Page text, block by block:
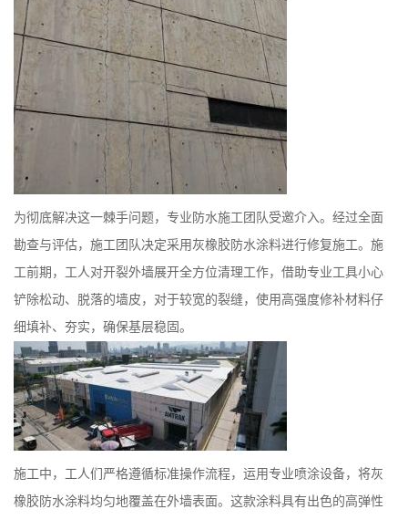
为彻底解决这一棘手问题，专业防水施工团队受邀介入。经过全面
勘查与评估，施工团队决定采用灰橡胶防水涂料进行修复施工。施
工前期，工人对开裂外墙展开全方位清理工作，借助专业工具小心
铲除松动、脱落的墙皮，对于较宽的裂缝，使用高强度修补材料仔
细填补、夯实，确保基层稳固。
施工中，工人们严格遵循标准操作流程，运用专业喷涂设备，将灰
橡胶防水涂料均匀地覆盖在外墙表面。这款涂料具有出色的高弹性